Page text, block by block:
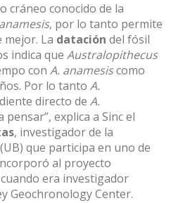
cráneo conocido de la
, por lo tanto permite
mejor. La datación del fósil
indica que Australopithecus
con A. anamesiscomo
Por lo tanto A.
directo de A.
explica a Sinc el
, investigador de la
que participa en uno de
al proyecto
era investigador
Geochronology Center.